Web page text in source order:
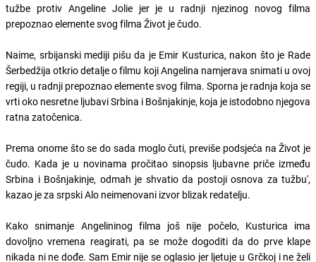
tužbe protiv Angeline Jolie jer je u radnji njezinog novog filma
prepoznao elemente svog filma Život je čudo.
Naime, srbijanski mediji pišu da je Emir Kusturica, nakon što je Rade
Šerbedžija otkrio detalje o filmu koji Angelina namjerava snimati u ovoj
regiji, u radnji prepoznao elemente svog filma. Sporna je radnja koja se
vrti oko nesretne ljubavi Srbina i Bošnjakinje, koja je istodobno njegova
ratna zatočenica.
Prema onome što se do sada moglo čuti, previše podsjeća na Život je
čudo. Kada je u novinama pročitao sinopsis ljubavne priče između
Srbina i Bošnjakinje, odmah je shvatio da postoji osnova za tužbu',
kazao je za srpski Alo neimenovani izvor blizak redatelju.
Kako snimanje Angelininog filma još nije počelo, Kusturica ima
dovoljno vremena reagirati, pa se može dogoditi da do prve klape
nikada ni ne dođe. Sam Emir nije se oglasio jer ljetuje u Grčkoj i ne želi